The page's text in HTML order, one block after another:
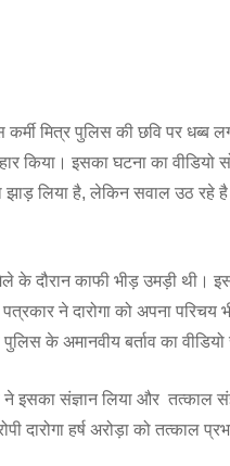
मित्र पुलिस की छवि पर धब्ब
किया। इसका घटना का वीडियो
झाड़ लिया है, लेकिन सवाल उठ रहे
के दौरान काफी भीड़ उमड़ी थी।
ने दारोगा को अपना परिचय
के अमानवीय बर्ताव का वीडियो
इसका संज्ञान लिया और तत्काल
दारोगा हर्ष अरोड़ा को तत्काल